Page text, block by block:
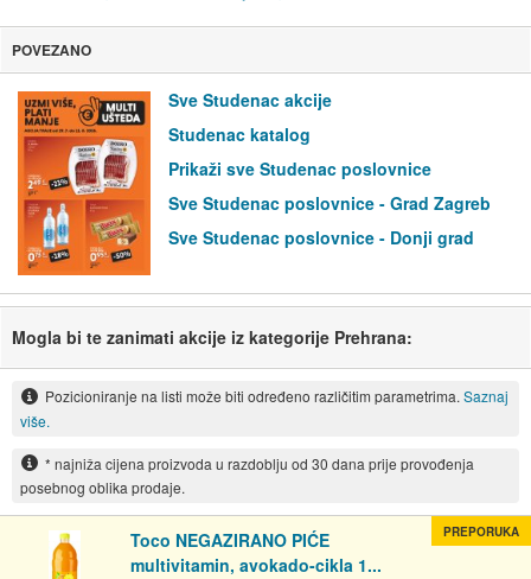
POVEZANO
Sve Studenac akcije
Studenac katalog
Prikaži sve Studenac poslovnice
Sve Studenac poslovnice - Grad Zagreb
Sve Studenac poslovnice - Donji grad
Mogla bi te zanimati akcije iz kategorije Prehrana:
Pozicioniranje na listi može biti određeno različitim parametrima. Saznaj
više.
* najniža cijena proizvoda u razdoblju od 30 dana prije provođenja
posebnog oblika prodaje.
Toco NEGAZIRANO PIĆE
multivitamin, avokado-cikla 1...
PREPORUKA